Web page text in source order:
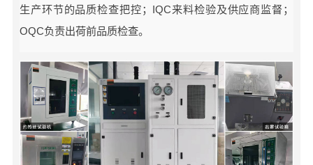
生产环节的品质检查把控；IQC来料检验及供应商监督；
OQC负责出荷前品质检查。